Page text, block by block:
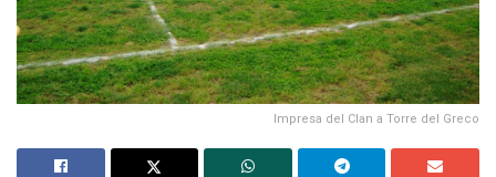
Impresa del Clan a Torre del Greco